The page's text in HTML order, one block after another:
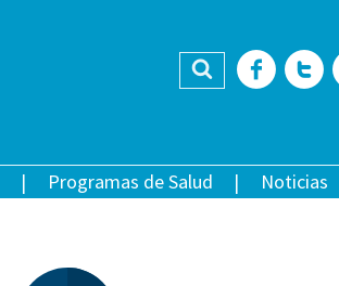
Buscar
Programas de Salud Noticias